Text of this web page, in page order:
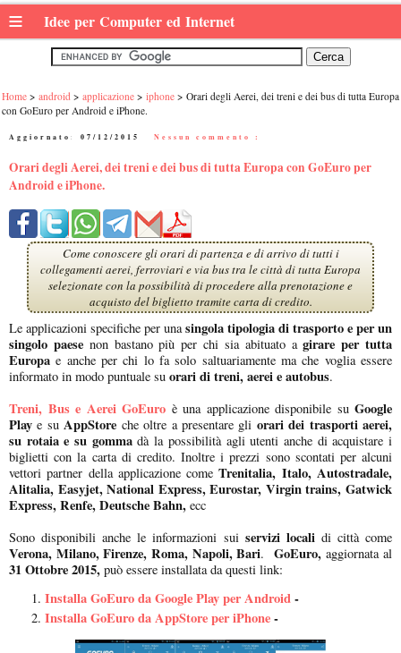
≡ Idee per Computer ed Internet
Home android applicazione iphone
Orari degli Aerei, dei treni e dei bus di tutta Europa
con GoEuro per Android e iPhone.
Aggiornato: 07/12/2015 Nessun commento :
Orari degli Aerei, dei treni e dei bus di tutta Europa con GoEuro per
Android e iPhone.
Come conoscere gli orari di partenza e di arrivo di tutti i
collegamenti aerei, ferroviari e via bus tra le città di tutta Europa
selezionate con la possibilità di procedere alla prenotazione e
acquisto del biglietto tramite carta di credito.
Le applicazioni specifiche per unasingola tipologia di trasporto e per un
singolo paesenon bastano più per chi sia abituato agirare per tutta
Europa e anche per chi lo fa solo saltuariamente ma che voglia essere
informato in modo puntuale su orari di treni, aerei e autobus.
Treni, Bus e Aerei GoEuro è una applicazione disponibile suGoogle
Play e suAppStore che oltre a presentare gli orari dei trasporti aerei,
su rotaia e su gommadà la possibilità agli utenti anche di acquistare i
biglietti con la carta di credito. Inoltre i prezzi sono scontati per alcuni
vettori partner della applicazione come Trenitalia, Italo, Autostradale,
Alitalia, Easyjet, National Express, Eurostar, Virgin trains, Gatwick
Express, Renfe, Deutsche Bahn, ecc
Sono disponibili anche le informazioni sui servizi localidi città come
Verona, Milano, Firenze, Roma, Napoli, Bari. GoEuro,aggiornata al
31 Ottobre 2015, può essere installata da questi link:
Installa GoEuro da Google Play per Android-
Installa GoEuro da AppStore per iPhone-